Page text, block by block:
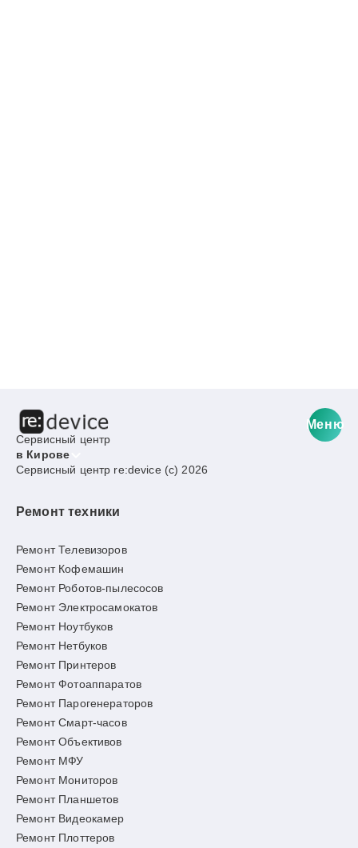
Сервисный центр
в Кирове
Меню
Сервисный центр re:device (c) 2026
Ремонт техники
Ремонт Телевизоров
Ремонт Кофемашин
Ремонт Роботов-пылесосов
Ремонт Электросамокатов
Ремонт Ноутбуков
Ремонт Нетбуков
Ремонт Принтеров
Ремонт Фотоаппаратов
Ремонт Парогенераторов
Ремонт Смарт-часов
Ремонт Объективов
Ремонт МФУ
Ремонт Мониторов
Ремонт Планшетов
Ремонт Видеокамер
Ремонт Плоттеров